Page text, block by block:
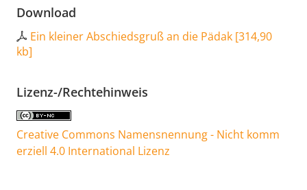
Download
Ein kleiner Abschiedsgruß an die Pädak [314,90
kb]
Lizenz-/Rechtehinweis
Creative Commons Namensnennung - Nicht komm
erziell 4.0 International Lizenz